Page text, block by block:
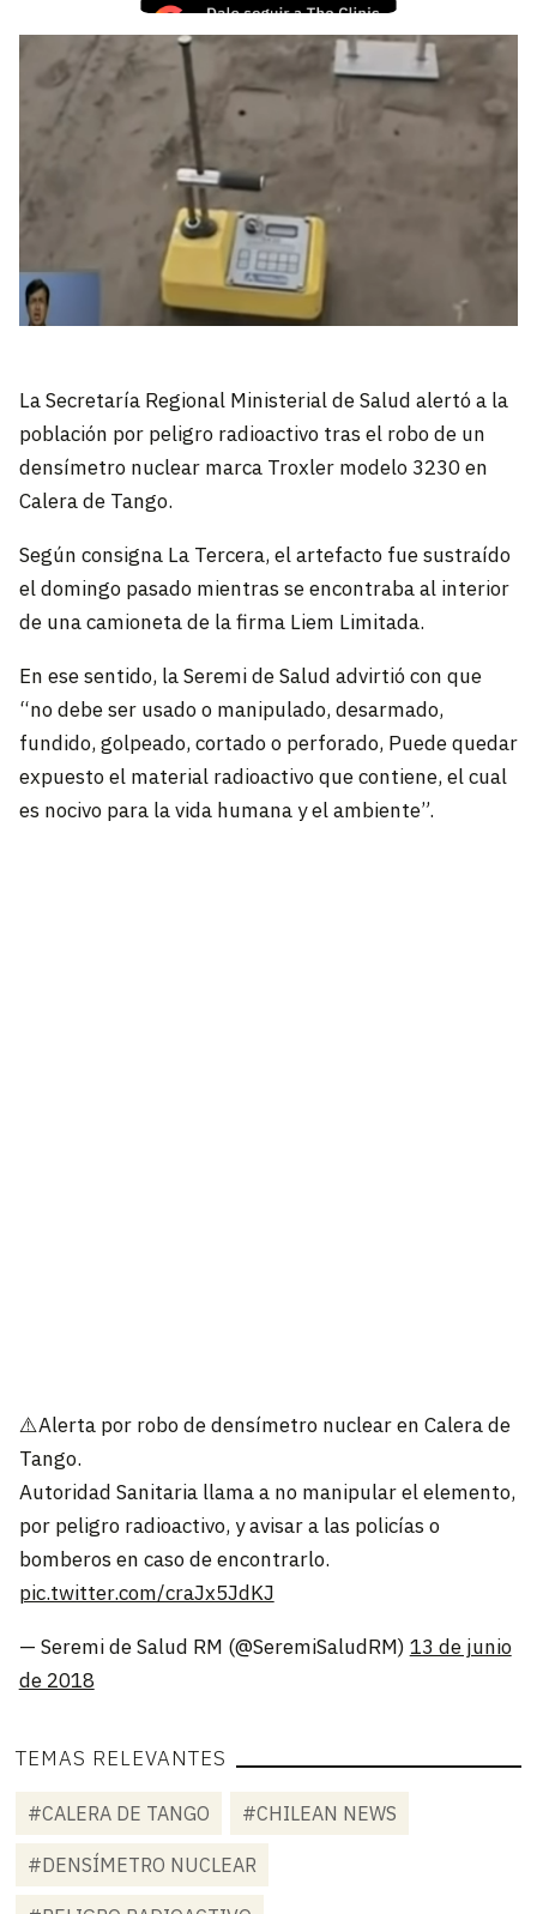
La Secretaría Regional Ministerial de Salud alertó a la
población por peligro radioactivo tras el robo de un
densímetro nuclear marca Troxler modelo 3230 en
Calera de Tango.
Según consigna La Tercera, el artefacto fue sustraído
el domingo pasado mientras se encontraba al interior
de una camioneta de la firma Liem Limitada.
En ese sentido, la Seremi de Salud advirtió con que
“no debe ser usado o manipulado, desarmado,
fundido, golpeado, cortado o perforado, Puede quedar
expuesto el material radioactivo que contiene, el cual
es nocivo para la vida humana y el ambiente”.
⚠️Alerta por robo de densímetro nuclear en Calera de
Tango.
Autoridad Sanitaria llama a no manipular el elemento,
por peligro radioactivo, y avisar a las policías o
bomberos en caso de encontrarlo.
pic.twitter.com/craJx5JdKJ
— Seremi de Salud RM (@SeremiSaludRM) 13 de junio
de 2018
TEMAS RELEVANTES
#CALERA DE TANGO #CHILEAN NEWS
#DENSÍMETRO NUCLEAR